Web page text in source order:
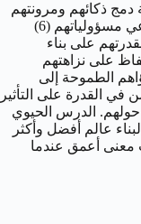
هو تعلم كيفية دمج ذكائهم ومرونتهم
(الجوزاء) مع طموحهم وقوتهم (8) بطريقة تراعي مسؤولياتهم (6)
أن يثقوا بقدرتهم على بناء
على نزاهتهم
الطموحة إلى
في القدرة على التأثير
حولهم. الدرس الحيوي
عالم أفضل وأكثر
معنى أعمق عندما